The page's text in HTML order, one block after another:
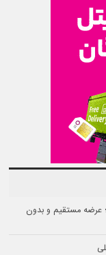
عرضه مستقیم و بدون